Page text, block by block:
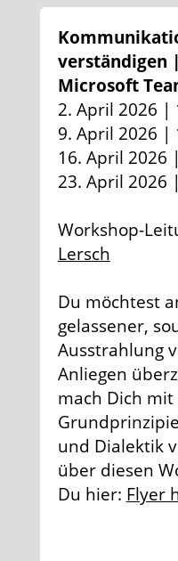
verständigen
Microsoft
2. April 2026 |
9. April 2026 |
16. April 2026
23. April 2026
Workshop-
Lersch
Du möchtest
gelassener,
Ausstrahlung
Anliegen
mach Dich
und Dialektik
über diesen
Du hier: Flyer